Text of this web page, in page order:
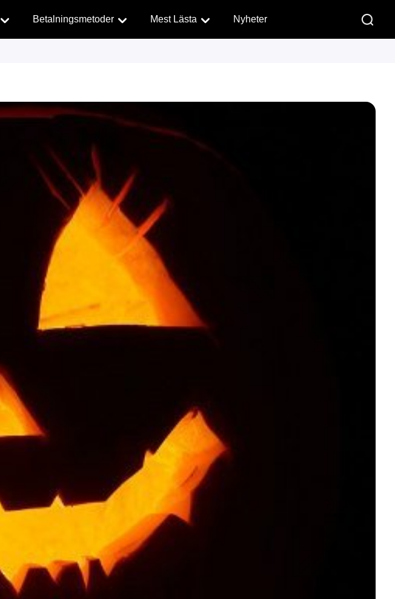
Betalningsmetoder Mest Lästa Nyheter